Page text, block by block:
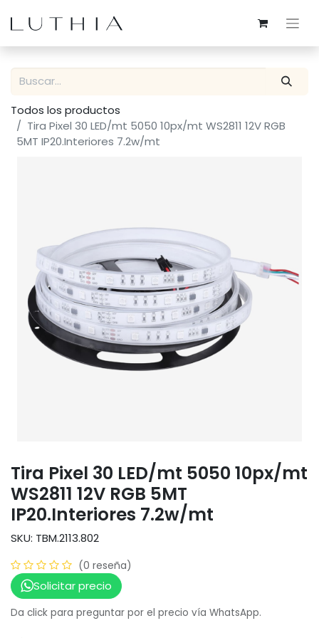
Todos los productos
Tira Pixel 30 LED/mt 5050 10px/mt WS2811 12V RGB
5MT IP20.Interiores 7.2w/mt
Tira Pixel 30 LED/mt 5050 10px/mt
WS2811 12V RGB 5MT
IP20.Interiores 7.2w/mt
SKU: TBM.2113.802
(0 reseña)
Solicitar precio
Da click para preguntar por el precio vía WhatsApp.